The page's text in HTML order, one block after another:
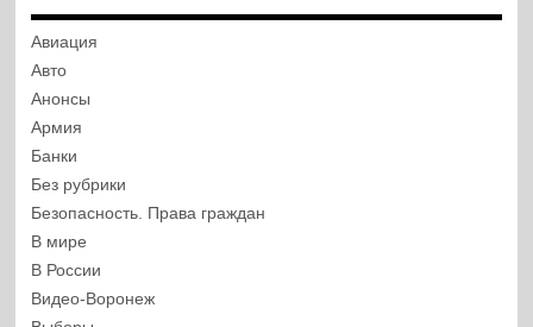
Авиация
Авто
Анонсы
Армия
Банки
Без рубрики
Безопасность. Права граждан
В мире
В России
Видео-Воронеж